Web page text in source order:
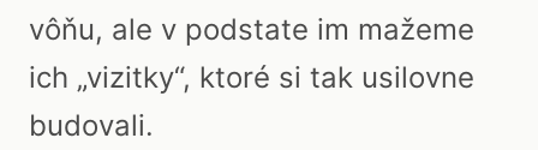
vôňu, ale v podstate im mažeme
ich „vizitky“, ktoré si tak usilovne
budovali.